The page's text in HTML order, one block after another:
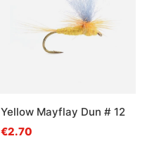
Yellow Mayflay Dun # 12
€2.70